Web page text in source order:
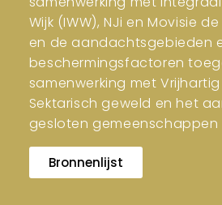
Wijk (IWW), NJi en Movisie
en de aandachtsgebieden
beschermingsfactoren
samenwerking met
Sektarisch geweld en het
gesloten
Bronnenlijst